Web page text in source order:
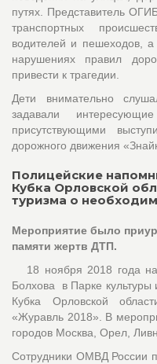
путях. Представитель
транспортных
водителей и пешеходов,
нарушениях правил
привести к трагедии.
Дети внимательно
задавали
присутствующими
дорожного движения
Полицейские
Кубка Орловской
туризма о
Мероприятие было
памяти жертв ДТП.
18 ноября 2018 года на
Болхова в Парке культуры
Кубка Орловской
«Журавль 2018». В
городов Москва, Орел,
Сотрудники ОМВД России